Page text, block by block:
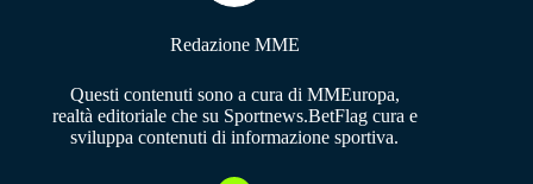
Redazione MME
Questi contenuti sono a cura di MMEuropa,
realtà editoriale che su Sportnews.BetFlag cura e
sviluppa contenuti di informazione sportiva.